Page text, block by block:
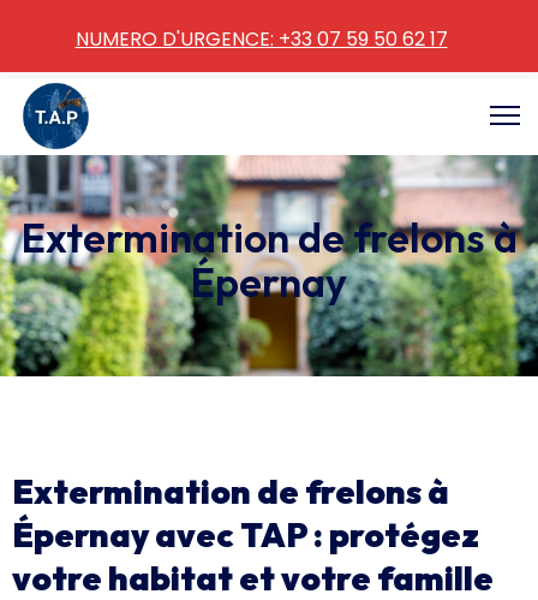
Extermination de frelons à
Épernay
Extermination de frelons à
Épernay avec TAP : protégez
votre habitat et votre famille
NUMERO D'URGENCE: +33 07 59 50 62 17